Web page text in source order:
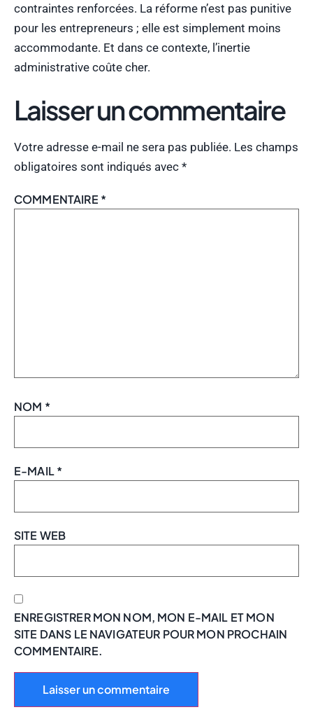
contraintes renforcées. La réforme n’est pas punitive
pour les entrepreneurs ; elle est simplement moins
accommodante. Et dans ce contexte, l’inertie
administrative coûte cher.
Laisser un commentaire
Votre adresse e-mail ne sera pas publiée. Les champs
obligatoires sont indiqués avec *
COMMENTAIRE *
NOM *
E-MAIL*
SITE WEB
ENREGISTRER MON NOM, MON E-MAIL ET MON
SITE DANS LE NAVIGATEUR POUR MON PROCHAIN
COMMENTAIRE.